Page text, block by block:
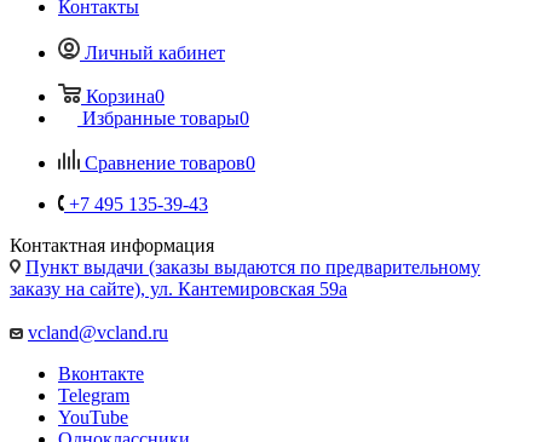
Избранные товары
Пункт выдачи (заказы выдаются по предварительному
заказу на сайте), ул. Кантемировская 59а
Telegram
YouTube
Одноклассники